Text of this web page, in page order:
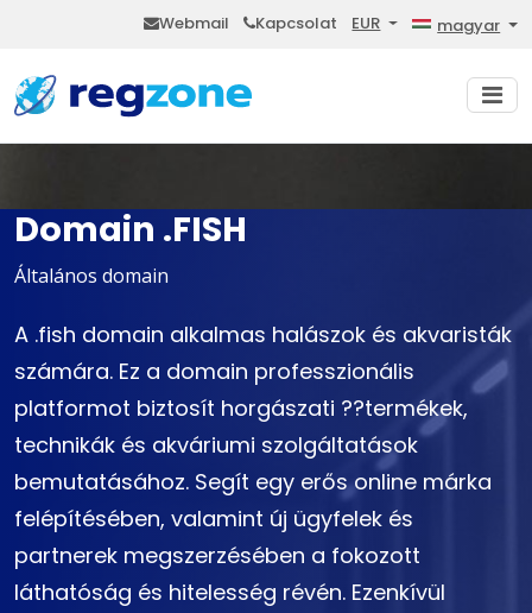
Webmail Kapcsolat EUR magyar
Domain .FISH
Általános domain
A .fish domain alkalmas halászok és akvaristák
számára. Ez a domain professzionális
platformot biztosít horgászati ??termékek,
technikák és akváriumi szolgáltatások
bemutatásához. Segít egy erős online márka
felépítésében, valamint új ügyfelek és
partnerek megszerzésében a fokozott
láthatóság és hitelesség révén. Ezenkívül